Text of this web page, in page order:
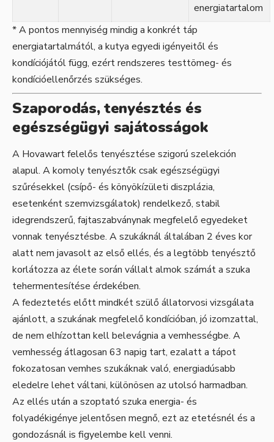
energiatartalom
* A pontos mennyiség mindig a konkrét táp
energiatartalmától, a kutya egyedi igényeitől és
kondíciójától függ, ezért rendszeres testtömeg- és
kondícióellenőrzés szükséges.
Szaporodás, tenyésztés és
egészségügyi sajátosságok
A Hovawart felelős tenyésztése szigorú szelekción
alapul. A komoly tenyésztők csak egészségügyi
szűrésekkel (csípő- és könyökízületi diszplázia,
esetenként szemvizsgálatok) rendelkező, stabil
idegrendszerű, fajtaszabványnak megfelelő egyedeket
vonnak tenyésztésbe. A szukáknál általában 2 éves kor
alatt nem javasolt az első ellés, és a legtöbb tenyésztő
korlátozza az élete során vállalt almok számát a szuka
tehermentesítése érdekében.
A fedeztetés előtt mindkét szülő állatorvosi vizsgálata
ajánlott, a szukának megfelelő kondícióban, jó izomzattal,
de nem elhízottan kell belevágnia a vemhességbe. A
vemhesség átlagosan 63 napig tart, ezalatt a tápot
fokozatosan vemhes szukáknak való, energiadúsabb
eledelre lehet váltani, különösen az utolsó harmadban.
Az ellés után a szoptató szuka energia- és
folyadékigénye jelentősen megnő, ezt az etetésnél és a
gondozásnál is figyelembe kell venni.